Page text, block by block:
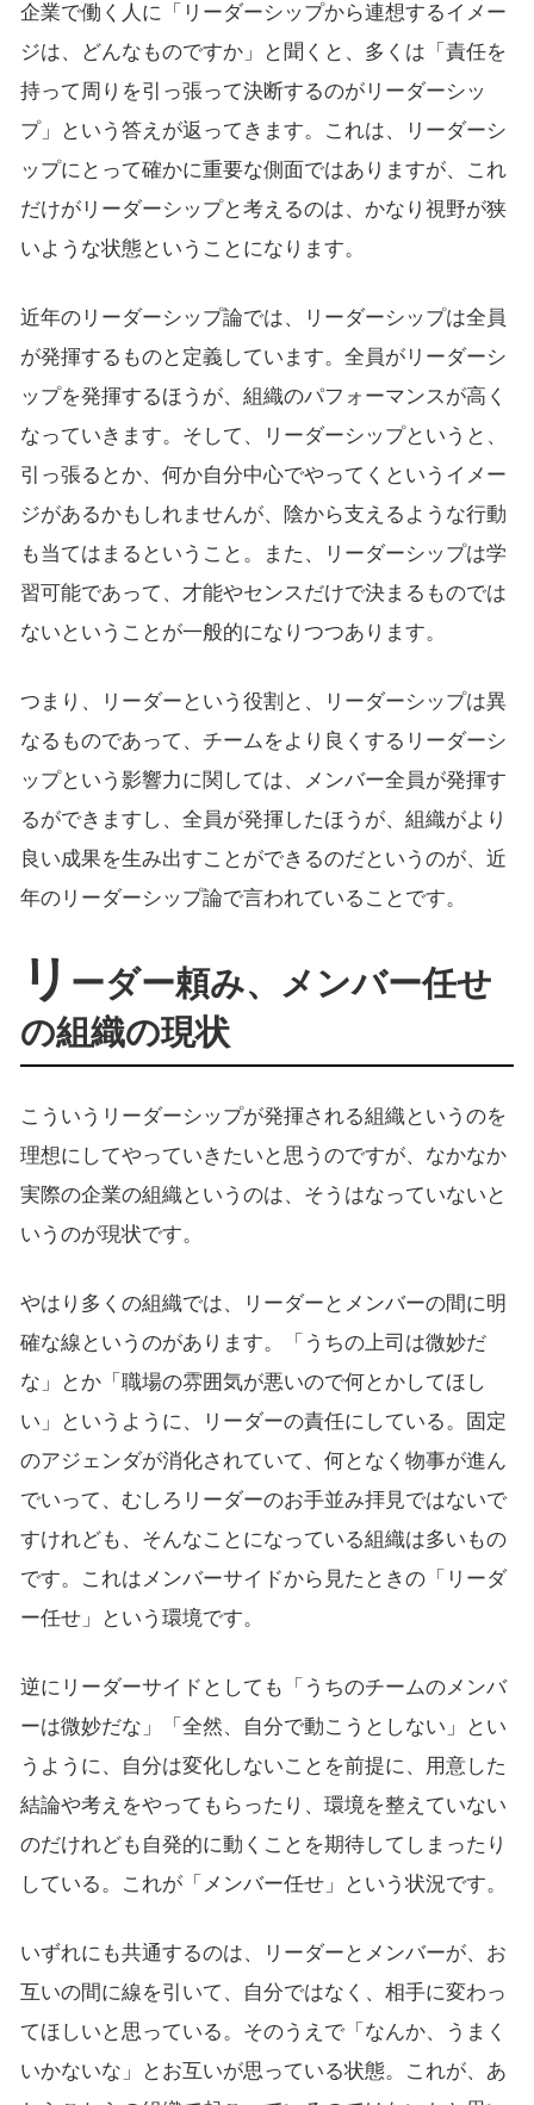
企業で働く人に「リーダーシップから連想するイメー
ジは、どんなものですか」と聞くと、多くは「責任を
持って周りを引っ張って決断するのがリーダーシッ
プ」という答えが返ってきます。これは、リーダーシ
ップにとって確かに重要な側面ではありますが、これ
だけがリーダーシップと考えるのは、かなり視野が狭
いような状態ということになります。
近年のリーダーシップ論では、リーダーシップは全員
が発揮するものと定義しています。全員がリーダーシ
ップを発揮するほうが、組織のパフォーマンスが高く
なっていきます。そして、リーダーシップというと、
引っ張るとか、何か自分中心でやってくというイメー
ジがあるかもしれませんが、陰から支えるような行動
も当てはまるということ。また、リーダーシップは学
習可能であって、才能やセンスだけで決まるものでは
ないということが一般的になりつつあります。
つまり、リーダーという役割と、リーダーシップは異
なるものであって、チームをより良くするリーダーシ
ップという影響力に関しては、メンバー全員が発揮す
るができますし、全員が発揮したほうが、組織がより
良い成果を生み出すことができるのだというのが、近
年のリーダーシップ論で言われていることです。
リ ーダー頼み、メンバー任せ
の組織の現状
こういうリーダーシップが発揮される組織というのを
理想にしてやっていきたいと思うのですが、なかなか
実際の企業の組織というのは、そうはなっていないと
いうのが現状です。
やはり多くの組織では、リーダーとメンバーの間に明
確な線というのがあります。「うちの上司は微妙だ
な」とか「職場の雰囲気が悪いので何とかしてほし
い」というように、リーダーの責任にしている。固定
のアジェンダが消化されていて、何となく物事が進ん
でいって、むしろリーダーのお手並み拝見ではないで
すけれども、そんなことになっている組織は多いもの
です。これはメンバーサイドから見たときの「リーダ
ー任せ」という環境です。
逆にリーダーサイドとしても「うちのチームのメンバ
ーは微妙だな」「全然、自分で動こうとしない」とい
うように、自分は変化しないことを前提に、用意した
結論や考えをやってもらったり、環境を整えていない
のだけれども自発的に動くことを期待してしまったり
している。これが「メンバー任せ」という状況です。
いずれにも共通するのは、リーダーとメンバーが、お
互いの間に線を引いて、自分ではなく、相手に変わっ
てほしいと思っている。そのうえで「なんか、うまく
いかないな」とお互いが思っている状態。これが、あ